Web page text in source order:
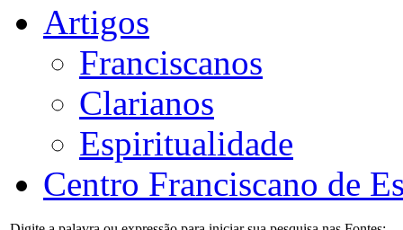
Artigos
Franciscanos
Clarianos
Espiritualidade
Centro Franciscano de